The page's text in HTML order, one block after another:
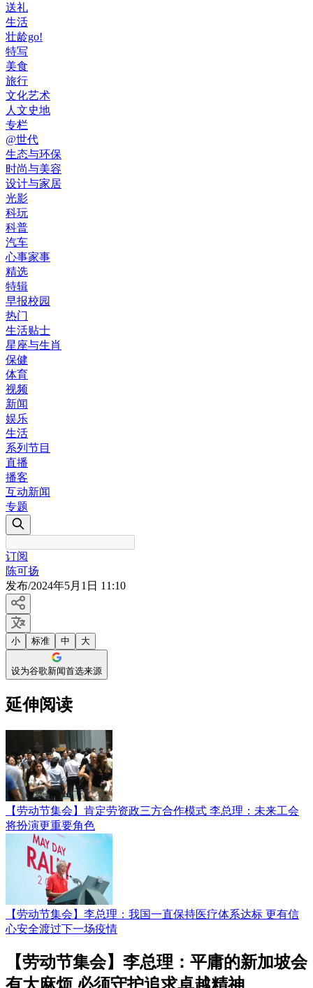
送礼
生活
壮龄go!
特写
美食
旅行
文化艺术
人文史地
专栏
@世代
生态与环保
时尚与美容
设计与家居
光影
科玩
科普
汽车
心事家事
精选
特辑
早报校园
热门
生活贴士
星座与生肖
保健
体育
视频
新闻
娱乐
生活
系列节目
直播
播客
互动新闻
专题
订阅
陈可扬
发布/2024年5月1日 11:10
小 标准 中 大
设为谷歌新闻首选来源
延伸阅读
【劳动节集会】肯定劳资政三方合作模式 李总理：未来工会
将扮演更重要角色
【劳动节集会】李总理：我国一直保持医疗体系达标 更有信
心安全渡过下一场疫情
【劳动节集会】李总理：平庸的新加坡会
有大麻烦 必须守护追求卓越精神